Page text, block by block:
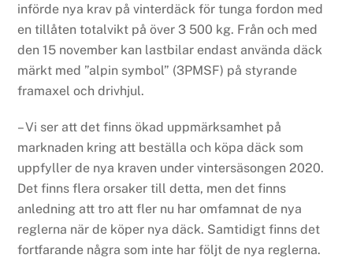
införde nya krav på vinterdäck för tunga fordon med
en tillåten totalvikt på över 3 500 kg. Från och med
den 15 november kan lastbilar endast använda däck
märkt med ”alpin symbol” (3PMSF) på styrande
framaxel och drivhjul.
– Vi ser att det finns ökad uppmärksamhet på
marknaden kring att beställa och köpa däck som
uppfyller de nya kraven under vintersäsongen 2020.
Det finns flera orsaker till detta, men det finns
anledning att tro att fler nu har omfamnat de nya
reglerna när de köper nya däck. Samtidigt finns det
fortfarande några som inte har följt de nya reglerna.